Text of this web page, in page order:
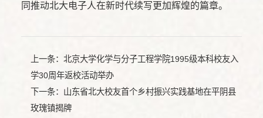
同推动北大电子人在新时代续写更加辉煌的篇章。
上一条： 北京大学化学与分子工程学院1995级本科校友入
学30周年返校活动举办
下一条： 山东省北大校友首个乡村振兴实践基地在平阴县
玫瑰镇揭牌